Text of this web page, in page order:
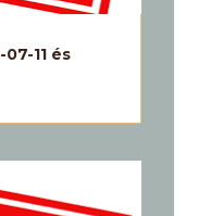
11 és